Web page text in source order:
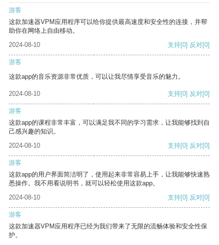
游客
这款加速器VPM应用程序可以给你提供最高速度和安全性的连接，并帮
助你在网络上自由移动。
2024-08-10
支持[0] 反对[0]
游客
这款app的音乐资源非常优质，可以让我尽情享受音乐的魅力。
2024-08-10 支持[0] 反对[0]
游客
这款app的课程非常丰富，可以满足我不同的学习需求，让我能够找到自
己感兴趣的知识。
2024-08-10
支持[0] 反对[0]
游客
这款app的用户界面简洁明了，使用起来非常容易上手，让我能够快速熟
悉操作。我不用看说明书，就可以轻松使用这款app。
2024-08-10
支持[0] 反对[0]
游客
这款加速器VPM应用程序已经为我们带来了无限的流畅体验和安全性保
护。